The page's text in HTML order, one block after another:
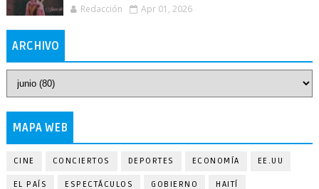
Redacción Apr 01, 2026
ARCHIVO
MAPA WEB
CINE CONCIERTOS DEPORTES ECONOMÍA EE.UU
EL PAÍS ESPECTÁCULOS GOBIERNO HAITÍ